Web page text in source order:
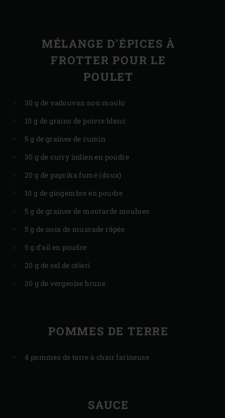
MÉLANGE D'ÉPICES À
FROTTER POUR LE
POULET
30 g de vadouvan non moulu
10 g de grains de poivre blanc
5 g de graines de cumin
30 g de curry indien en poudre
20 g de paprika fumé (doux)
10 g de gingembre en poudre
5 g de graines de moutarde moulues
5 g de noix de muscade râpée
5 g d’ail en poudre
20 g de sel de céleri
30 g de vergeoise brune
POMMES DE TERRE
4 pommes de terre à chair farineuse
SAUCE